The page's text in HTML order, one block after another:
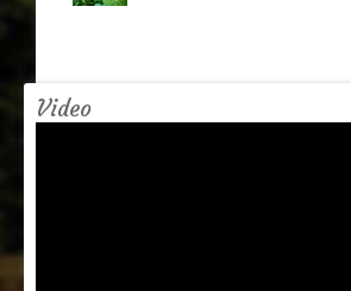
Video